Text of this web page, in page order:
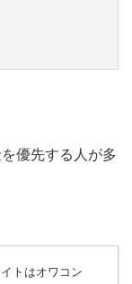
優先する人が多
トはオワコン